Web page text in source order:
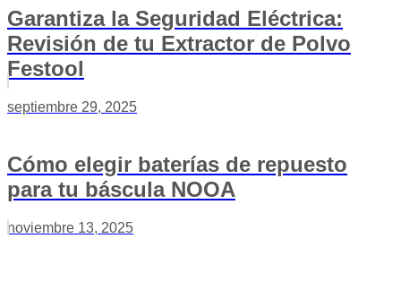
Garantiza la Seguridad Eléctrica:
Revisión de tu Extractor de Polvo
Festool
septiembre 29, 2025
Cómo elegir baterías de repuesto
para tu báscula NOOA
noviembre 13, 2025